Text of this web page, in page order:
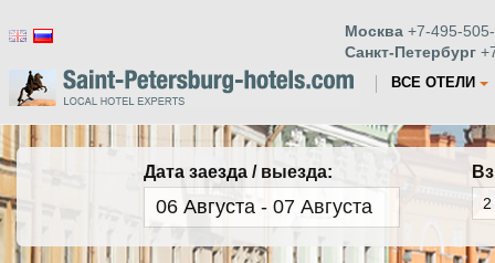
Москва +7-495-
Санкт-Петербург
ВСЕ ОТЕЛИ
Дата заезда / выезда: